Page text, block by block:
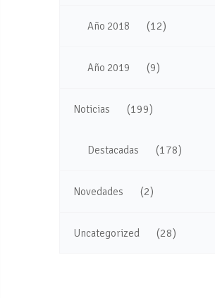
Año 2018 (12)
Año 2019 (9)
Noticias (199)
Destacadas (178)
Novedades (2)
Uncategorized (28)